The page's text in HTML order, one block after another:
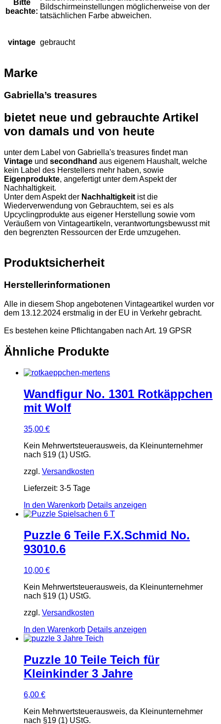
Bitte
beachte:
Bildschirmeinstellungen möglicherweise von der
tatsächlichen Farbe abweichen.
vintage gebraucht
Marke
Gabriella’s treasures
bietet neue und gebrauchte Artikel
von damals und von heute
unter dem Label von Gabriella's treasures findet man
Vintage und secondhand aus eigenem Haushalt, welche
kein Label des Herstellers mehr haben, sowie
Eigenprodukte, angefertigt unter dem Aspekt der
Nachhaltigkeit.
Unter dem Aspekt der Nachhaltigkeit ist die
Wiederverwendung von Gebrauchtem, sei es als
Upcyclingprodukte aus eigener Herstellung sowie vom
Veräußern von Vintageartikeln, verantwortungsbewusst mit
den begrenzten Ressourcen der Erde umzugehen.
Produktsicherheit
Herstellerinformationen
Alle in diesem Shop angebotenen Vintageartikel wurden vor
dem 13.12.2024 erstmalig in der EU in Verkehr gebracht.
Es bestehen keine Pflichtangaben nach Art. 19 GPSR
Ähnliche Produkte
Wandfigur No. 1301 Rotkäppchen
mit Wolf
35,00 €
Kein Mehrwertsteuerausweis, da Kleinunternehmer
nach §19 (1) UStG.
zzgl. Versandkosten
Lieferzeit: 3-5 Tage
In den Warenkorb Details anzeigen
Puzzle 6 Teile F.X.Schmid No.
93010.6
10,00 €
Kein Mehrwertsteuerausweis, da Kleinunternehmer
nach §19 (1) UStG.
zzgl. Versandkosten
In den Warenkorb Details anzeigen
Puzzle 10 Teile Teich für
Kleinkinder 3 Jahre
6,00 €
Kein Mehrwertsteuerausweis, da Kleinunternehmer
nach §19 (1) UStG.